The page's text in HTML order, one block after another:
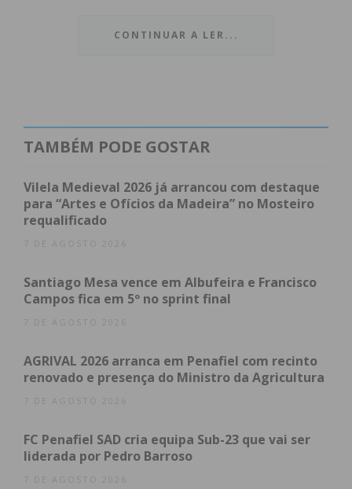
principal quando assumiu o cargo deixado vago por
Sporting e Académica, estreando-se como sénior
no Linda-a-Velha, nas divisões distritais de Lisboa.
Antes de assinar pelo Belenenses, jogou uma
temporada no Sacavenense.
Subscreva a newsletter do
Imediato
obtenha de forma regular a informação
atualizada.
CONTINUAR A LER...
TAMBÉM PODE GOSTAR
Vilela Medieval 2026 já arrancou com destaque
para “Artes e Ofícios da Madeira” no Mosteiro
requalificado
7 DE AGOSTO 2026
Santiago Mesa vence em Albufeira e Francisco
Campos fica em 5º no sprint final
7 DE AGOSTO 2026
AGRIVAL 2026 arranca em Penafiel com recinto
renovado e presença do Ministro da Agricultura
7 DE AGOSTO 2026
FC Penafiel SAD cria equipa Sub-23 que vai ser
liderada por Pedro Barroso
7 DE AGOSTO 2026